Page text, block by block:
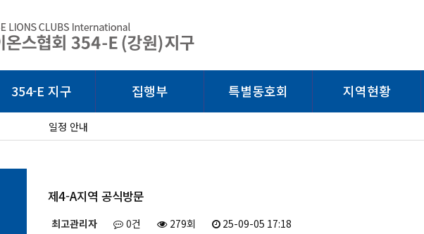
354-E 지구 집행부 특별동호회 지역현황
일정 안내
제4-A지역 공식방문
최고관리자 0건 279회 25-09-05 17:18